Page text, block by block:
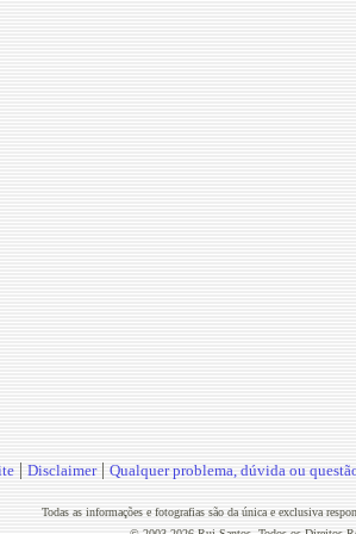
| Disclaimer| Qualquer problema, dúvida ou
Todas as informações e fotografias são da única e exclusiva